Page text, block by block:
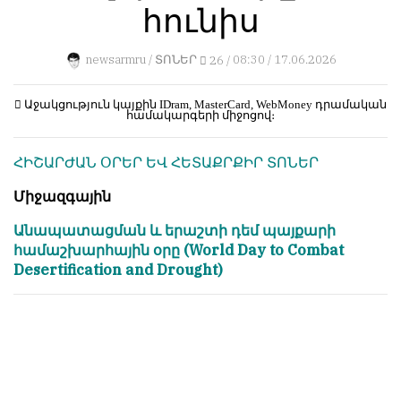
материалы
для
независимо
мыслящих.
Сайт
չի
խոթում
նյութերի
մեջ,
կրճատում
և
մտքերի
խմբագրում
չի
կատարում։
հունիս
newsarmru / ՏՈՆԵՐ 26 / 08:30 / 17.06.2026
Աջակցություն կայքին IDram, MasterCard, WebMoney դրամական
համակարգերի միջոցով։
ՀԻՇԱՐԺԱՆ ՕՐԵՐ ԵՎ ՀԵՏԱՔՐՔԻՐ ՏՈՆԵՐ
Միջազգային
Անապատացման և երաշտի դեմ պայքարի
համաշխարհային օրը (World Day to Combat
Desertification and Drought)